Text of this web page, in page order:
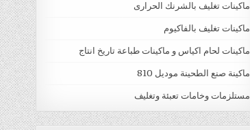
ماكينات تغليف بالشرنك الحرارى
ماكينات تغليف بالفاكيوم
ماكينات لحام اكياس و ماكينات طباعة تاريخ انتاج
ماكينة صنع الطحينة موديل 810
مستلزمات وخامات تعبئة وتغليف